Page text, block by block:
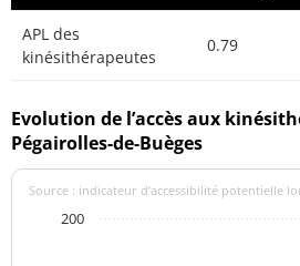
APL des
kinésithérapeutes
0.79
Evolution de l’accès aux
Pégairolles-de-Buèges
Source : indicateur d’accessibilité potentielle
200